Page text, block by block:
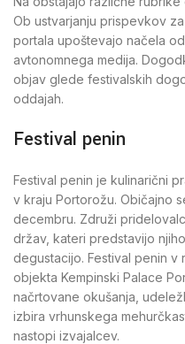
Ob ustvarjanju prispevkov
portala upoštevajo načela
avtonomnega medija.
objav glede festivalskih
oddajah.
Festival penin
Festival penin je kulinarični
v kraju Portorožu. Običajno
decembru. Združi
držav, kateri predstavijo
degustacijo. Festival penin
objekta Kempinski Palace
načrtovane okušanja,
izbira vrhunskega
nastopi izvajalcev.